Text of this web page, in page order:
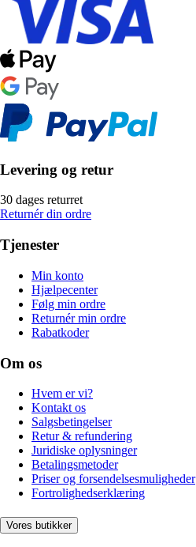
Levering og retur
30 dages returret
Returnér din ordre
Tjenester
Min konto
Hjælpecenter
Følg min ordre
Returnér min ordre
Rabatkoder
Om os
Hvem er vi?
Kontakt os
Salgsbetingelser
Retur & refundering
Juridiske oplysninger
Betalingsmetoder
Priser og forsendelsesmuligheder
Fortrolighedserklæring
Vores butikker